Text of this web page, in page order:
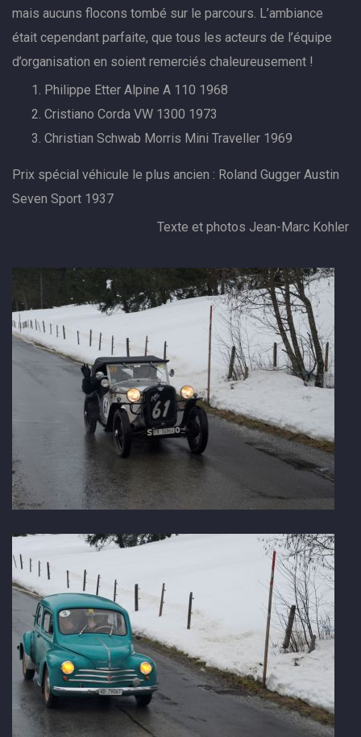
mais aucuns flocons tombé sur le parcours. L’ambiance
était cependant parfaite, que tous les acteurs de l’équipe
d’organisation en soient remerciés chaleureusement !
Philippe Etter Alpine A 110 1968
Cristiano Corda VW 1300 1973
Christian Schwab Morris Mini Traveller 1969
Prix spécial véhicule le plus ancien : Roland Gugger Austin
Seven Sport 1937
Texte et photos Jean-Marc Kohler